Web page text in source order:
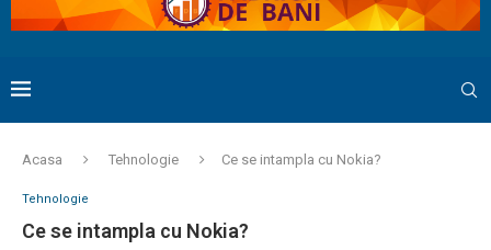
Acasa Tehnologie Ce se intampla cu Nokia?
Tehnologie
Ce se intampla cu Nokia?